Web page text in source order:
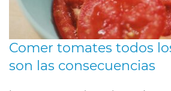
Comer tomates todos
son las consecuencias